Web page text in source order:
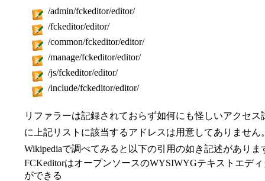
/admin​/fckeditor​/editor​/
/fckeditor​/editor​/
/common​/fckeditor​/editor​/
/manage​/fckeditor​/editor​/
/js​/fckeditor​/editor​/
/include​/fckeditor​/editor​/
リファラーは記録されておらず如何にも怪しいアクセ
に上記リストに該当するアドレスは用意してありませ
Wikipediaで調べてみると以下の引用の如き記述がありま
FCKeditorはオープンソースのWYSIWYGテキストエデ
ができる